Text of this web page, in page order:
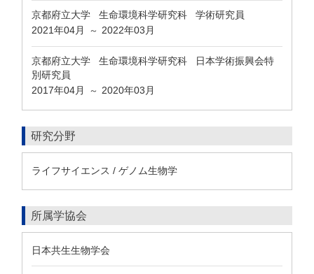
京都府立大学 生命環境科学研究科 学術研究員
2021年04月
～ 2022年03月
京都府立大学 生命環境科学研究科 日本学術振興会特
別研究員
2017年04月
～ 2020年03月
研究分野
ライフサイエンス / ゲノム生物学
所属学協会
日本共生生物学会